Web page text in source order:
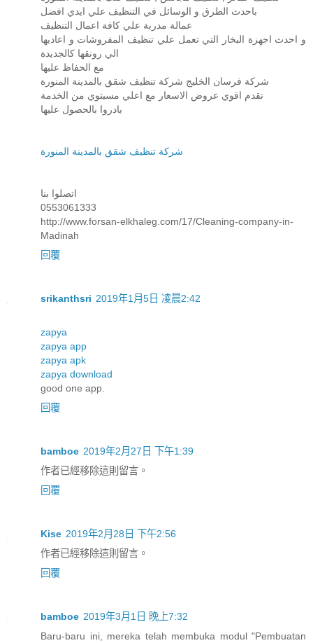
باحدث الطرق و الوسائل في التنظيف علي ايدي افضل
عمالة مدربة علي كافة اعمال التنظيف
و احدث اجهزة البخار التي تعمل علي تنظيف المفروشات و اعاديها
الي رونقها كالجديدة
مع الحفاظ عليها
شركة فرسان الخليج شركة تنظيف شقق بالمدينة المنورة
تقدم اقوي عروض الاسعار مع اعلي مسيتوي من الخدمة
بادروا بالحصول عليها
شركة تنظيف شقق بالمدينة المنورة
اتصلوا بنا
0553061333
http://www.forsan-elkhaleg.com/17/Cleaning-company-in-
Madinah
回覆
srikanthsri 2019年1月5日 凌晨2:42
zapya
zapya app
zapya apk
zapya download
good one app.
回覆
bamboe 2019年2月27日 下午1:39
作者已經移除這則留言。
回覆
Kise 2019年2月28日 下午2:56
作者已經移除這則留言。
回覆
bamboe 2019年3月1日 晚上7:32
Baru-baru ini, mereka telah membuka modul "Pembuatan